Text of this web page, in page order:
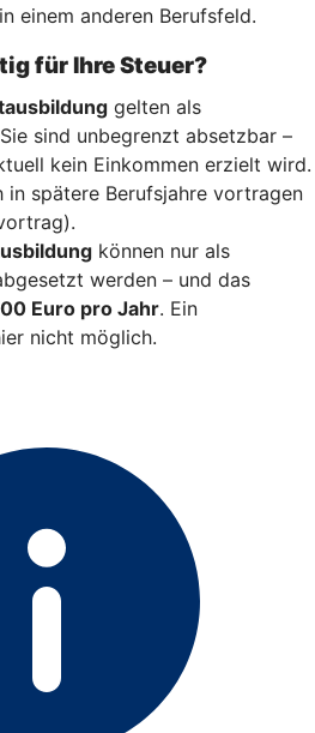
in einem anderen Berufsfeld.
für Ihre Steuer?
gelten als
sind unbegrenzt absetzbar –
kein Einkommen erzielt wird.
in spätere Berufsjahre vortragen
können nur als
werden – und das
Euro pro Jahr. Ein
nicht möglich.